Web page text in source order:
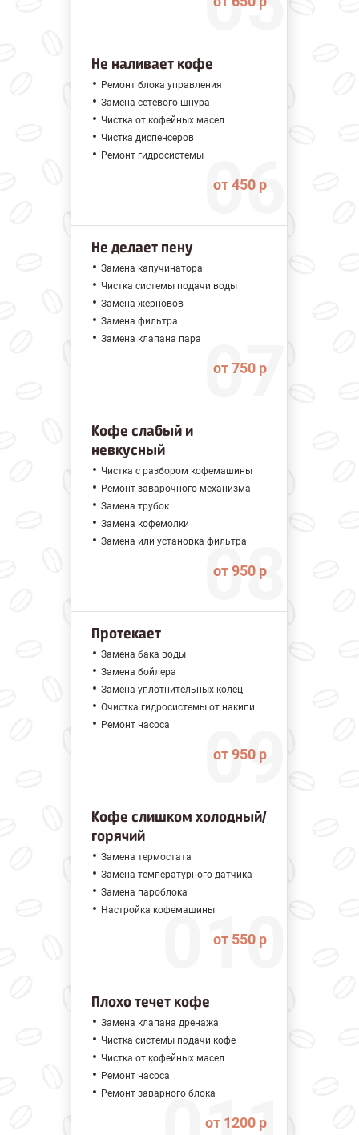
Не наливает кофе
Ремонт блока управления
Замена сетевого шнура
Чистка от кофейных масел
Чистка диспенсеров
Ремонт гидросистемы
от 450 р
Не делает пену
Замена капучинатора
Чистка системы подачи воды
Замена жерновов
Замена фильтра
Замена клапана пара
от 750 р
Кофе слабый и
невкусный
Чистка с разбором кофемашины
Ремонт заварочного механизма
Замена трубок
Замена кофемолки
Замена или установка фильтра
от 950 р
Протекает
Замена бака воды
Замена бойлера
Замена уплотнительных колец
Очистка гидросистемы от накипи
Ремонт насоса
от 950 р
Кофе слишком холодный/
горячий
Замена термостата
Замена температурного датчика
Замена пароблока
Настройка кофемашины
от 550 р
Плохо течет кофе
Замена клапана дренажа
Чистка системы подачи кофе
Чистка от кофейных масел
Ремонт насоса
Ремонт заварного блока
от 1200 р